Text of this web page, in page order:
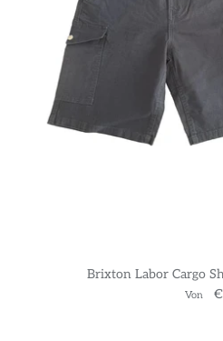
Brixton Labor Cargo
Von